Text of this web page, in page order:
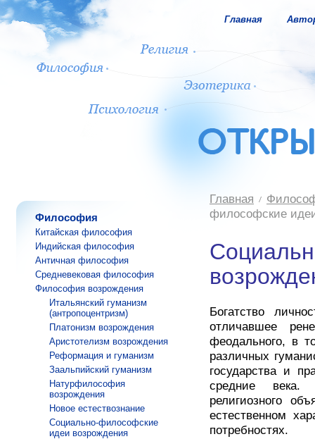
Главная
Философия
Китайская философия
Индийская философия
Античная философия
Средневековая философия
Философия возрождения
Итальянский гуманизм
(антропоцентризм)
Платонизм возрождения
Аристотелизм возрождения
Реформация и гуманизм
Заальпийский гуманизм
Натурфилософия
возрождения
Новое естествознание
Социально-философские
идеи возрождения
Главная
философские
Богатство
отличавшее
феодального, в
различных
государства и
средние века.
религиозного
естественном
потребностях.